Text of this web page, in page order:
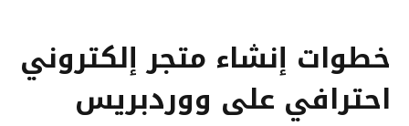
خطوات إنشاء متجر إلكتروني
احترافي على ووردبريس